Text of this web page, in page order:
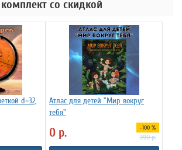
со скидкой
d=32,
Атлас для детей "Мир вокруг
тебя"
0 р. -100 %
390р.